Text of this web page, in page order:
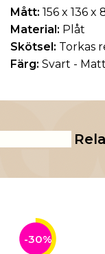
Mått: 156 x 136 x
Material: Plåt
Skötsel: Torkas
Färg: Svart - Matt
-30%